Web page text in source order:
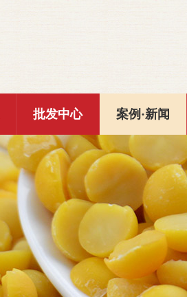
批发中心 案例·新闻